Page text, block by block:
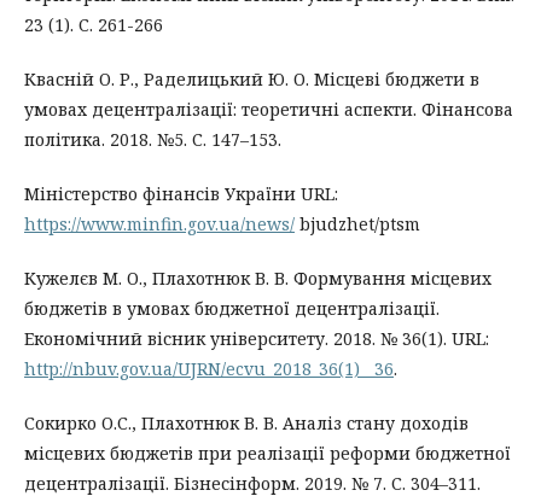
23 (1). С. 261-266
Квасній О. Р., Раделицький Ю. О. Місцеві бюджети в
умовах децентралізації: теоретичні аспекти. Фінансова
політика. 2018. №5. С. 147–153.
Міністерство фінансів України URL:
https://www.minfin.gov.ua/news/ bjudzhet/ptsm
Кужелєв М. О., Плахотнюк В. В. Формування місцевих
бюджетів в умовах бюджетної децентралізації.
Економічний вісник університету. 2018. № 36(1). URL:
http://nbuv.gov.ua/UJRN/ecvu_2018_36(1)__36.
Сокирко О.С., Плахотнюк В. В. Аналіз стану доходів
місцевих бюджетів при реалізації реформи бюджетної
децентралізації. Бізнесінформ. 2019. № 7. С. 304–311.